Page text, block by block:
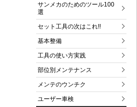
サンメカのためのツール100
選
セット工具の次はこれ!!
基本整備
工具の使い方実践
部位別メンテナンス
メンテのウンチク
ユーザー車検